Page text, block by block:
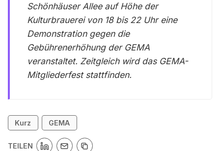
Schönhäuser Allee auf Höhe der
Kulturbrauerei von 18 bis 22 Uhr eine
Demonstration gegen die
Gebührenerhöhung der GEMA
veranstaltet. Zeitgleich wird das GEMA-
Mitgliederfest stattfinden.
Kurz GEMA
TEILEN